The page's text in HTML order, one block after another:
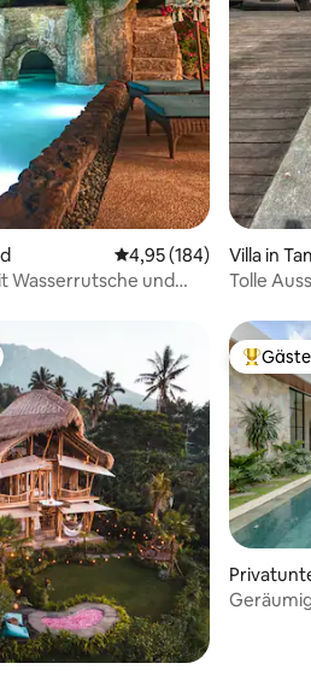
Durchschnittliche
4,95 (184)
Wasserrutsche und
Villa in
Tolle